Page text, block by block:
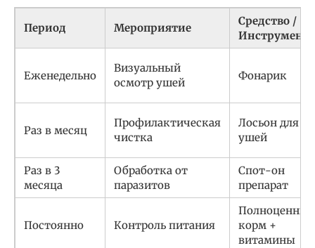
Период Мероприятие
Средство /
Инструмент
Еженедельно
Визуальный
осмотр ушей
Фонарик
Раз в месяц
Профилактическая
чистка
Лосьон для
ушей
Раз в 3
месяца
Обработка от
паразитов
Спот-он
препарат
Постоянно Контроль питания
Полноценный
корм +
витамины